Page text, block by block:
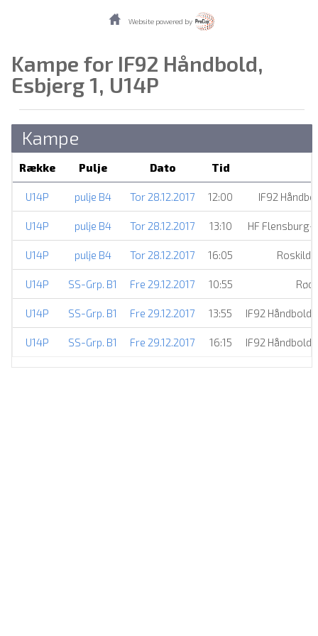
Website powered by
Kampe for IF92 Håndbold,
Esbjerg 1, U14P
Kampe
Række Pulje Dato Tid
U14P pulje B4 Tor 28.12.2017 12:00 IF92
U14P pulje B4 Tor 28.12.2017 13:10 HF
U14P pulje B4 Tor 28.12.2017 16:05
U14P SS-Grp. B1 Fre 29.12.2017 10:55
U14P SS-Grp. B1 Fre 29.12.2017 13:55 IF92 Håndbold,
U14P SS-Grp. B1 Fre 29.12.2017 16:15 IF92 Håndbold,